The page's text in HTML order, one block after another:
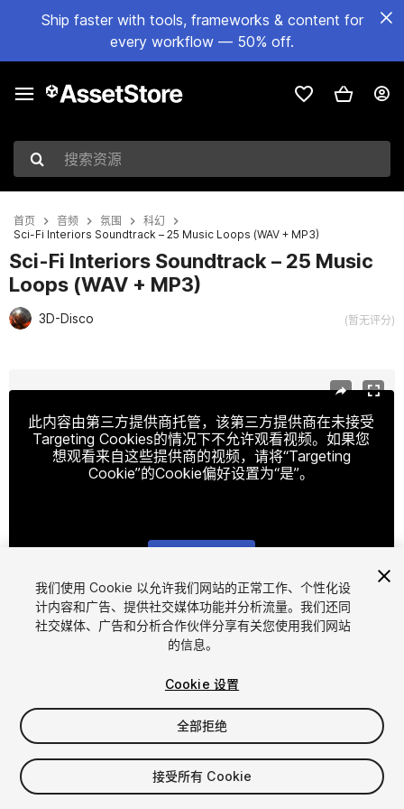
Ship faster with tools, frameworks & content for
every workflow — 50% off.
搜索资源
首页 音频 氛围
科幻
Sci-Fi Interiors Soundtrack – 25 Music Loops (WAV + MP3)
Sci-Fi Interiors Soundtrack – 25 Music
Loops (WAV + MP3)
3D-Disco (暂无评分)
此内容由第三方提供商托管，该第三方提供商在未接受
Targeting Cookies的情况下不允许观看视频。如果您
想观看来自这些提供商的视频，请将“Targeting
Cookie”的Cookie偏好设置为“是”。
1/2
$24.99
增值税将在结算时计算
我们使用 Cookie 以允许我们网站的正常工作、个性化设
计内容和广告、提供社交媒体功能并分析流量。我们还同
社交媒体、广告和分析合作伙伴分享有关您使用我们网站
的信息。
Cookie 设置
全部拒绝
接受所有 Cookie